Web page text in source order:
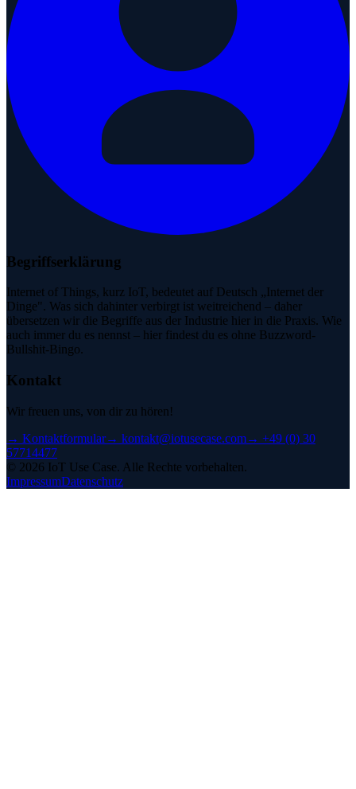
Begriffserklärung
Internet of Things, kurz IoT, bedeutet auf Deutsch „Internet der
Dinge". Was sich dahinter verbirgt ist weitreichend – daher
übersetzen wir die Begriffe aus der Industrie hier in die Praxis. Wie
auch immer du es nennst – hier findest du es ohne Buzzword-
Bullshit-Bingo.
Kontakt
Wir freuen uns, von dir zu hören!
→ Kontaktformular→ kontakt@iotusecase.com→ +49 (0) 30
57714477
© 2026 IoT Use Case. Alle Rechte vorbehalten.
ImpressumDatenschutz